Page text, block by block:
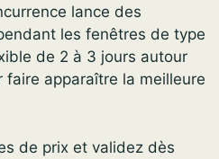
lance des
les fenêtres de type
de 2 à 3 jours autour
apparaître la meilleure
de prix et validez dès